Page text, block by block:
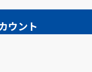
ウント